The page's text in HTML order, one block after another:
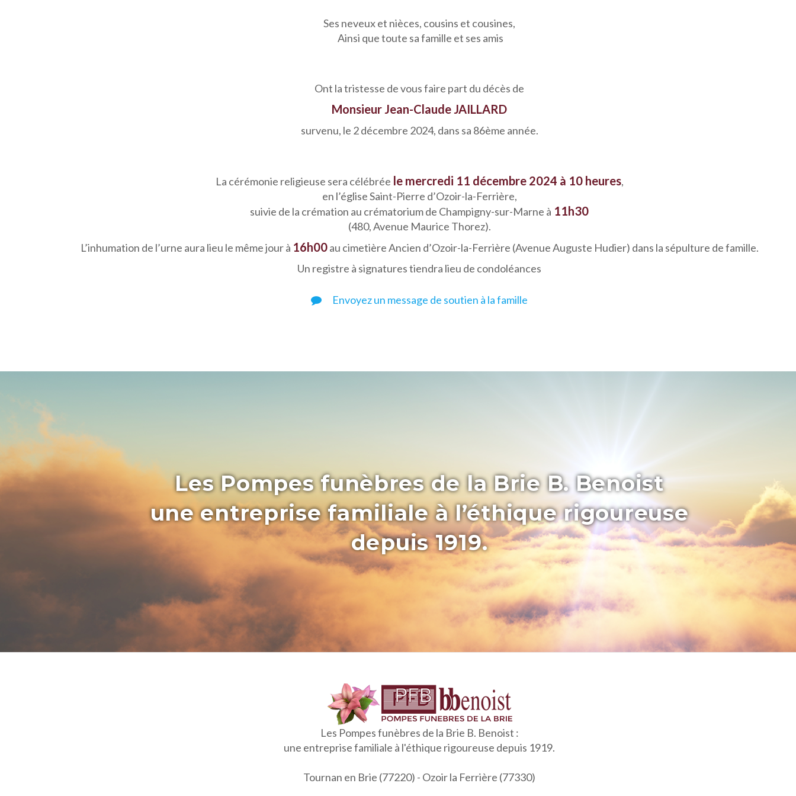
Ses neveux et nièces, cousins et cousines,
Ainsi que toute sa famille et ses amis
Ont la tristesse de vous faire part du décès de
Monsieur Jean-Claude JAILLARD
survenu, le 2 décembre 2024, dans sa 86ème année.
La cérémonie religieuse sera célébrée le mercredi 11 décembre 2024 à 10 heures,
en l’église Saint-Pierre d’Ozoir-la-Ferrière,
suivie de la crémation au crématorium de Champigny-sur-Marne à 11h30
(480, Avenue Maurice Thorez).
L’inhumation de l’urne aura lieu le même jour à 16h00au cimetière Ancien d’Ozoir-la-Ferrière (Avenue Auguste Hudier) dans la sépulture de famille.
Un registre à signatures tiendra lieu de condoléances
Envoyez un message de soutien à la famille
Les Pompes funèbres de la Brie B. Benoist
une entreprise familiale à l’éthique rigoureuse
depuis 1919.
Les Pompes funèbres de la Brie B. Benoist :
une entreprise familiale à l'éthique rigoureuse depuis 1919.
Tournan en Brie (77220) - Ozoir la Ferrière (77330)